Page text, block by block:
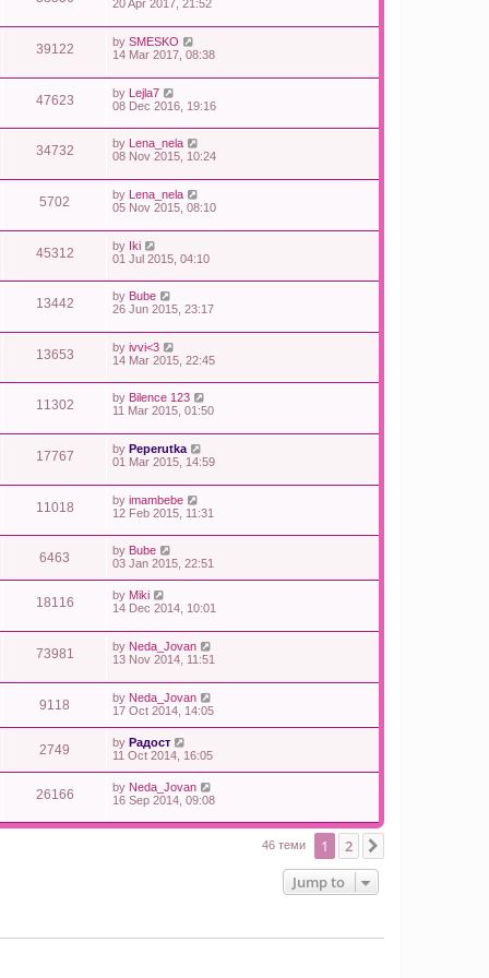
20 Apr 2017, 21:52
39122 by SMESKO
14 Mar 2017, 08:38
47623 by Lejla7
08 Dec 2016, 19:16
34732 by
Lena_nela
08 Nov 2015, 10:24
5702 by Lena_nela
05 Nov 2015, 08:10
45312 by Iki
01 Jul 2015, 04:10
13442 by Bube
26 Jun 2015, 23:17
13653 by ivvi<3
14 Mar 2015, 22:45
11302 by Bilence 123
11 Mar 2015, 01:50
17767 by Peperutka
01 Mar 2015, 14:59
11018 by imambebe
12 Feb 2015, 11:31
6463 by Bube
03 Jan 2015, 22:51
18116 by Miki
14 Dec 2014, 10:01
73981 by Neda_Jovan
13 Nov 2014, 11:51
9118 by Neda_Jovan
17 Oct 2014, 14:05
2749 by Радост
11 Oct 2014, 16:05
26166 by Neda_Jovan
16 Sep 2014, 09:08
46 теми 1 2
Jump to